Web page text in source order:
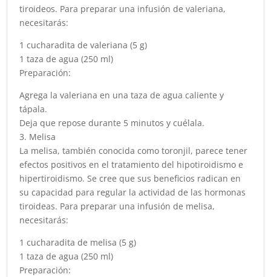
tiroideos. Para preparar una infusión de valeriana,
necesitarás:
1 cucharadita de valeriana (5 g)
1 taza de agua (250 ml)
Preparación:
Agrega la valeriana en una taza de agua caliente y
tápala.
Deja que repose durante 5 minutos y cuélala.
3. Melisa
La melisa, también conocida como toronjil, parece tener
efectos positivos en el tratamiento del hipotiroidismo e
hipertiroidismo. Se cree que sus beneficios radican en
su capacidad para regular la actividad de las hormonas
tiroideas. Para preparar una infusión de melisa,
necesitarás:
1 cucharadita de melisa (5 g)
1 taza de agua (250 ml)
Preparación: